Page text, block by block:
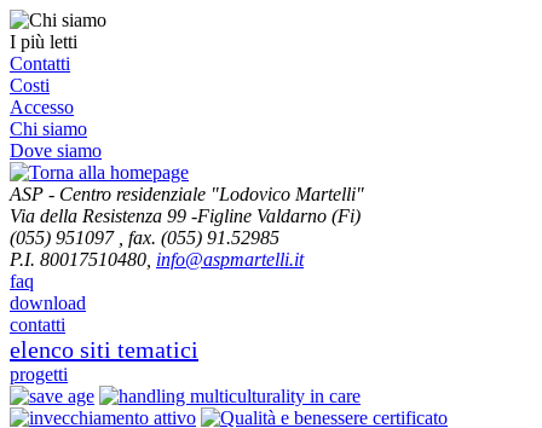
I più letti
Contatti
Costi
Accesso
Chi siamo
Dove siamo
ASP - Centro residenziale "Lodovico Martelli"
Via della Resistenza 99 -Figline Valdarno (Fi)
(055) 951097 , fax. (055) 91.52985
P.I. 80017510480, info@aspmartelli.it
faq
download
contatti
elenco siti tematici
progetti